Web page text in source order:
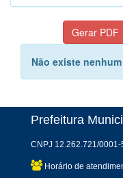
Não existe
Prefeitura
CNPJ 12.262.721/0001-
Horário de